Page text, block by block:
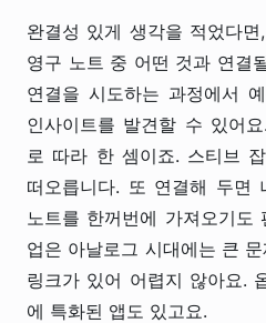
완결성 있게 생각을 적었다
영구 노트 중 어떤 것과 연결
연결을 시도하는 과정에서
인사이트를 발견할 수 있어
로 따라 한 셈이죠. 스티브
떠오릅니다. 또 연결해 두면
노트를 한꺼번에 가져오기도
업은 아날로그 시대에는 큰
링크가 있어 어렵지 않아요.
에 특화된 앱도 있고요.